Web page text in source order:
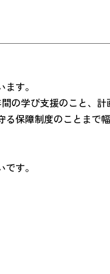
す。
の学び支援のこと、計
る保障制度のことまで
す。